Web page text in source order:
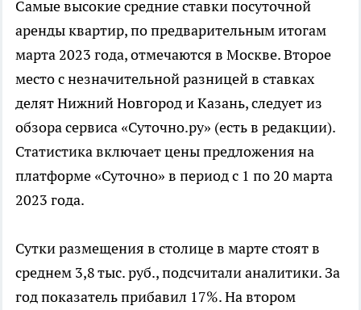
Самые высокие средние ставки посуточной
аренды квартир, по предварительным итогам
марта 2023 года, отмечаются в Москве. Второе
место с незначительной разницей в ставках
делят Нижний Новгород и Казань, следует из
обзора сервиса «Суточно.ру» (есть в редакции).
Статистика включает цены предложения на
платформе «Суточно» в период с 1 по 20 марта
2023 года.
Сутки размещения в столице в марте стоят в
среднем 3,8 тыс. руб., подсчитали аналитики. За
год показатель прибавил 17%. На втором